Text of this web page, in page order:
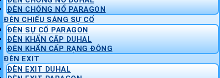
ĐÈN CHỐNG NỔ PARAGON
ĐÈN CHIẾU SÁNG SỰ CỐ
ĐÈN SỰ CỐ PARAGON
ĐÈN KHẨN CẤP DUHAL
ĐÈN KHẨN CẤP RẠNG ĐÔNG
ĐÈN EXIT
ĐÈN EXIT DUHAL